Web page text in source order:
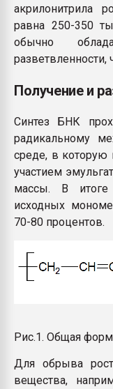
акрилонитрила
равна 250-350
обычно
разветвленности,
Получение и
Синтез БНК
радикальному
среде, в которую
участием
массы. В итоге
исходных
70-80 процентов.
Рис.1. Общая
Для обрыва
вещества,